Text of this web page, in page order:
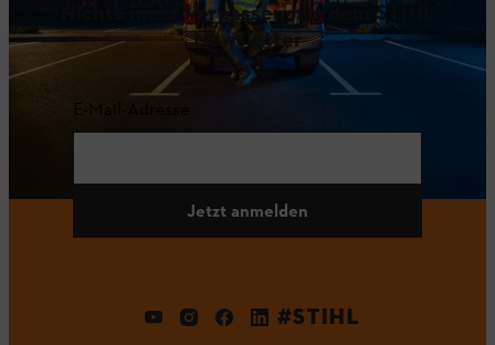
Nichts mehr verpassen mit dem STIHL
Newsletter
E-Mail-Adresse
Jetzt anmelden
#STIHL